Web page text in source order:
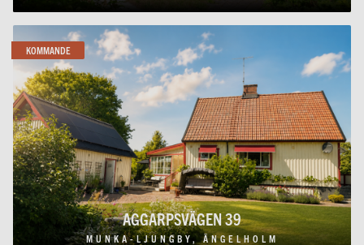
AGGARPSVÄGEN 39
MUNKA-LJUNGBY, ÄNGELHOLM
KOMMANDE